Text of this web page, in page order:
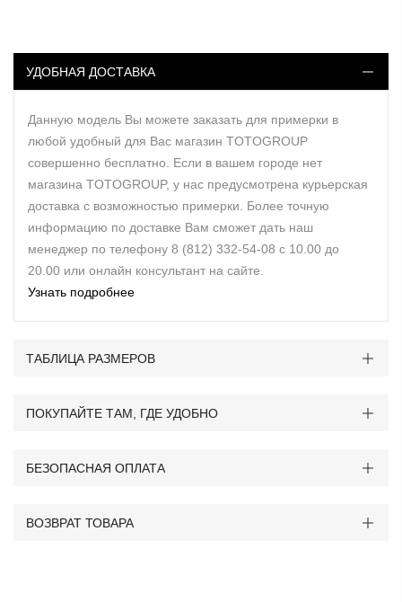
УДОБНАЯ ДОСТАВКА
Данную модель Вы можете заказать для примерки в
любой удобный для Вас магазин TOTOGROUP
совершенно бесплатно. Если в вашем городе нет
магазина TOTOGROUP, у нас предусмотрена курьерская
доставка с возможностью примерки. Более точную
информацию по доставке Вам сможет дать наш
менеджер по телефону 8 (812) 332-54-08 с 10.00 до
20.00 или онлайн консультант на сайте.
Узнать подробнее
ТАБЛИЦА РАЗМЕРОВ
ПОКУПАЙТЕ ТАМ, ГДЕ УДОБНО
БЕЗОПАСНАЯ ОПЛАТА
ВОЗВРАТ ТОВАРА